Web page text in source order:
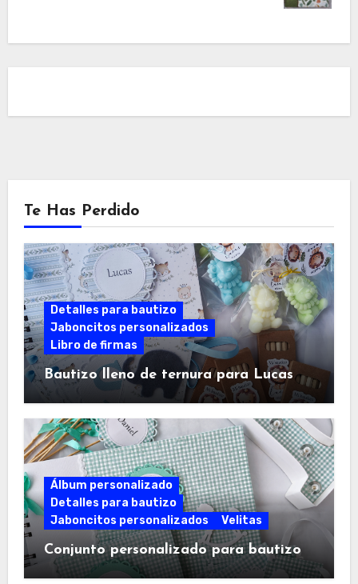
Te Has Perdido
Detalles para bautizo
Jaboncitos personalizados
Libro de firmas
Bautizo lleno de ternura para Lucas
Álbum personalizado
Detalles para bautizo
Jaboncitos personalizados
Velitas
Conjunto personalizado para bautizo